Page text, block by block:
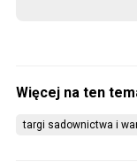
targi sadownictwa i